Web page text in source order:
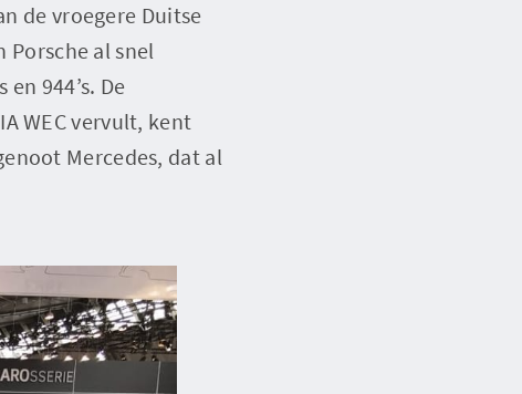
de vroegere Duitse
Porsche al snel
944’s. De
WEC vervult, kent
Mercedes, dat al